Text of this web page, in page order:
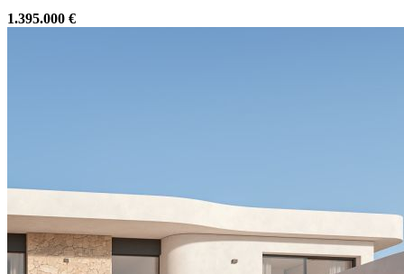
1.395.000 €